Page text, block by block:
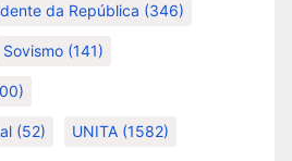
da República (346)
Sovismo (141)
(52) UNITA (1582)